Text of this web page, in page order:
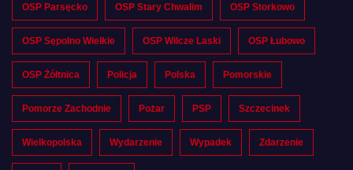
OSP Parsęcko OSP Stary Chwalim OSP Storkowo
OSP Sępolno Wielkie OSP Wilcze Laski OSP Łubowo
OSP Żółtnica Policja Polska Pomorskie
Pomorze Zachodnie Pożar PSP Szczecinek
Wielkopolska Wydarzenie Wypadek Zdarzenie